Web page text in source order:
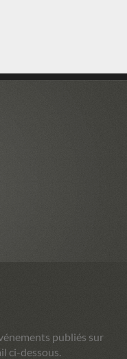
publiés sur
ci-dessous.